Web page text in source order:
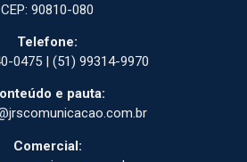
CEP: 90810-080
Telefone:
0475 | (51) 99314-9970
e pauta:
Comercial: